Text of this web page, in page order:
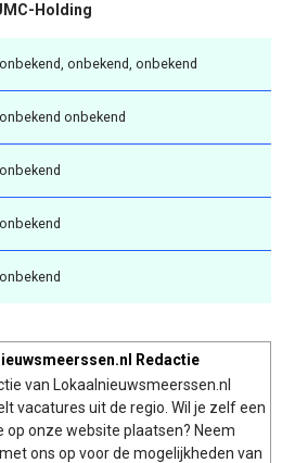
Holding
onbekend, onbekend, onbekend
onbekend onbekend
onbekend
onbekend
onbekend
Redactie
van Lokaalnieuwsmeerssen.nl
vacatures uit de regio. Wil je zelf een
op onze website plaatsen? Neem
ons op voor de mogelijkheden van